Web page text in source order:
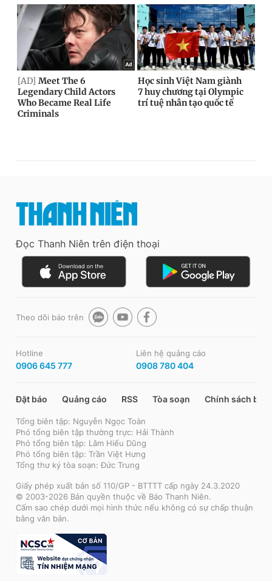
Đọc Thanh Niên trên điện thoại
Theo dõi báo trên
Hotline
0906 645 777
Liên hệ quảng cáo
0908 780 404
Đặt báo Quảng cáo RSS Tòa soạn Chính sách bảo
Tổng biên tập: Nguyễn Ngọc Toàn
Phó tổng biên tập thường trực: Hải Thành
Phó tổng biên tập: Lâm Hiếu Dũng
Phó tổng biên tập: Trần Việt Hưng
Tổng thư ký tòa soạn: Đức Trung
Giấy phép xuất bản số 110/GP - BTTTT cấp ngày 24.3.2020
© 2003-2026 Bản quyền thuộc về Báo Thanh Niên.
Cấm sao chép dưới mọi hình thức nếu không có sự chấp thuận
bằng văn bản.